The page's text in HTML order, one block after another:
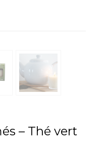
– Thé vert